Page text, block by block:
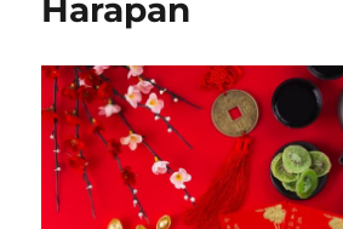
Harapan